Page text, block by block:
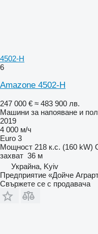
4502-H
6
Amazone 4502-H
247 000 € ≈ 483 900 лв.
Машини за напояване и
2019
4 000 м/ч
Euro 3
Мощност 218 к.с. (160 kW)
захват 36 м
Украйна, Kyiv
Предприятие «Дойче
Свържете се с продавача